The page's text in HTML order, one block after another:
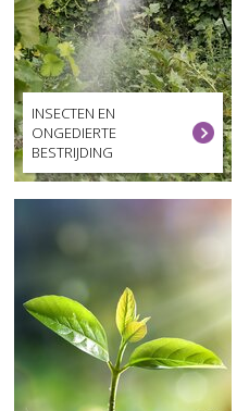
INSECTEN EN
ONGEDIERTE
BESTRIJDING